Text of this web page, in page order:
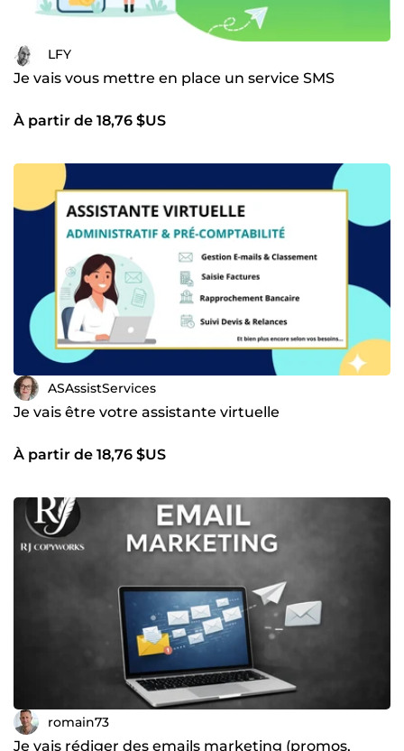
LFY
Je vais vous mettre en place un service SMS
À partir de 18,76 $US
ASAssistServices
Je vais être votre assistante virtuelle
À partir de 18,76 $US
romain73
Je vais rédiger des emails marketing (promos,